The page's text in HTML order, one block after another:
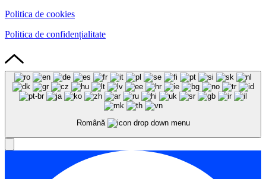
Politica de cookies
Politica de confidențialitate
Română